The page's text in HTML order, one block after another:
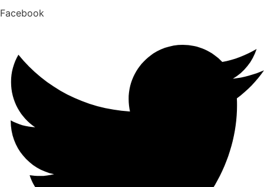
Facebook